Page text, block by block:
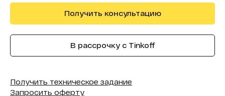
Получить консультацию
В рассрочку с Tinkoff
Получить техническое задание
Запросить оферту